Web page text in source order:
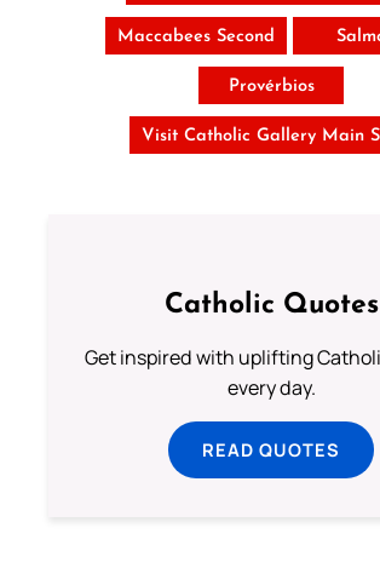
Maccabees Second
Provérbios
Visit Catholic Gallery Main
Catholic Quotes
Get inspired with uplifting
every day.
READ QUOTES